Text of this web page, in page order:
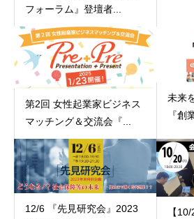
フォーラム』登壇者...
第2回 女性起業家ビジネス
マッチング＆交流会『...
未来
『創
12/6 『先見研究会』2023
【